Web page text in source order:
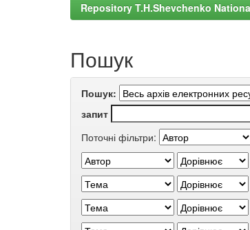
Repository T.H.Shevchenko
Пошук
Пошук:
запит
Поточні фільтри: